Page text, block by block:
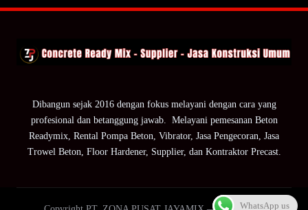
Dibangun sejak 2016 dengan fokus melayani dengan cara yang
profesional dan betanggung jawab. Melayani pemesanan Beton
Readymix, Rental Pompa Beton, Vibrator, Jasa Pengecoran, Jasa
Trowel Beton, Floor Hardener, Supplier, dan Kontraktor Precast.
WhatsApp us